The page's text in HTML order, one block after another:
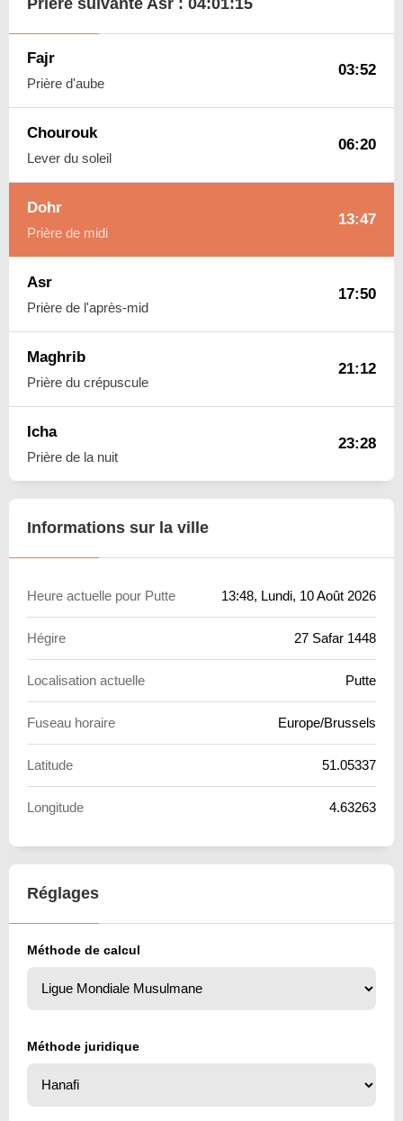
Fajr
Prière d'aube
03:52
Chourouk
Lever du soleil
06:20
Dohr
Prière de midi
13:47
Asr
Prière de l'après-mid
17:50
Maghrib
Prière du crépuscule
21:12
Icha
Prière de la nuit
23:28
Informations sur la ville
Heure actuelle pour Putte 13:48, Lundi, 10 Août 2026
Hégire 27 Safar 1448
Localisation actuelle Putte
Fuseau horaire Europe/Brussels
Latitude 51.05337
Longitude 4.63263
Réglages
Méthode de calcul
Méthode juridique